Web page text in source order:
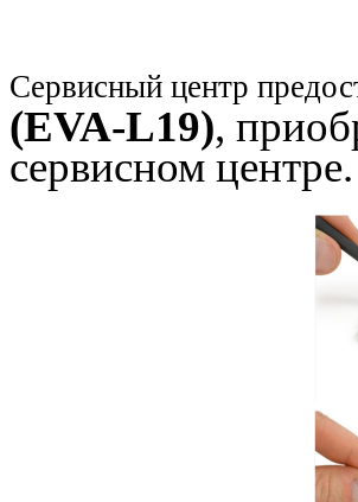
Сервисный центр
(EVA-L19),
сервисном центре.